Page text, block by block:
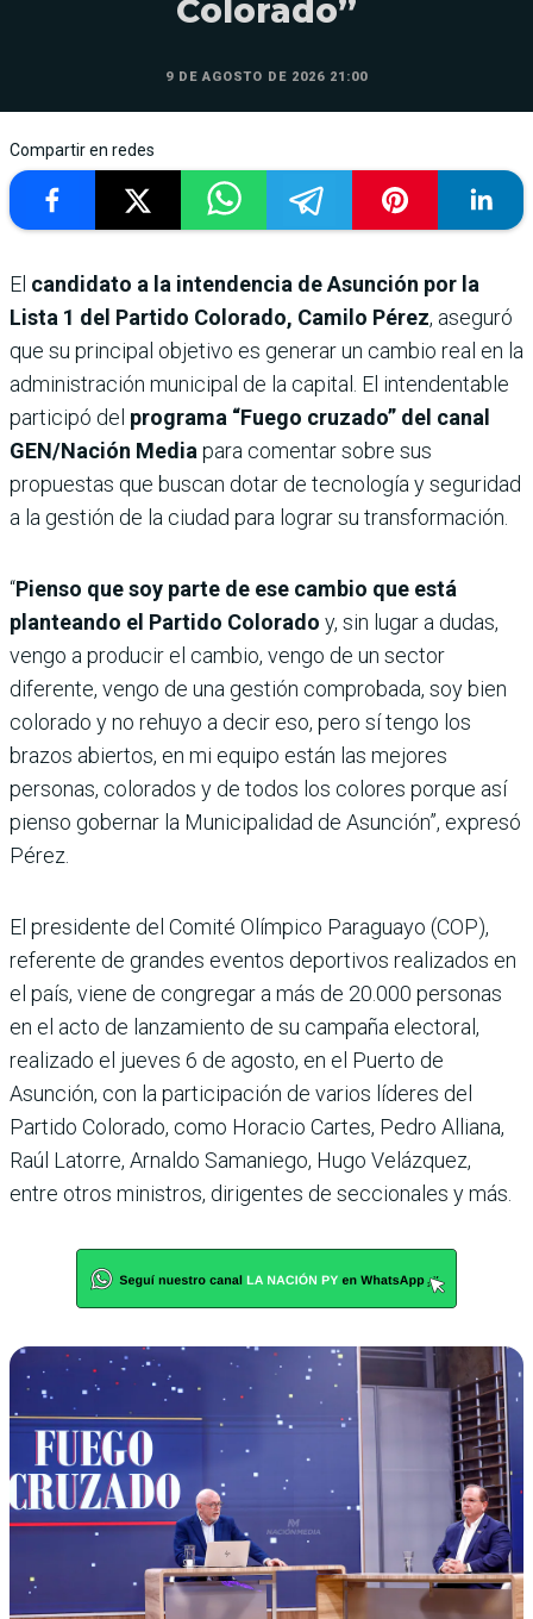
Colorado”
9 DE AGOSTO DE 2026 21:00
Compartir en redes
El candidato a la intendencia de Asunción por la
Lista 1 del Partido Colorado, Camilo Pérez, aseguró
que su principal objetivo es generar un cambio real en la
administración municipal de la capital. El intendentable
participó del programa “Fuego cruzado” del canal
GEN/Nación Media para comentar sobre sus
propuestas que buscan dotar de tecnología y seguridad
a la gestión de la ciudad para lograr su transformación.
“Pienso que soy parte de ese cambio que está
planteando el Partido Colorado y, sin lugar a dudas,
vengo a producir el cambio, vengo de un sector
diferente, vengo de una gestión comprobada, soy bien
colorado y no rehuyo a decir eso, pero sí tengo los
brazos abiertos, en mi equipo están las mejores
personas, colorados y de todos los colores porque así
pienso gobernar la Municipalidad de Asunción”, expresó
Pérez.
El presidente del Comité Olímpico Paraguayo (COP),
referente de grandes eventos deportivos realizados en
el país, viene de congregar a más de 20.000 personas
en el acto de lanzamiento de su campaña electoral,
realizado el jueves 6 de agosto, en el Puerto de
Asunción, con la participación de varios líderes del
Partido Colorado, como Horacio Cartes, Pedro Alliana,
Raúl Latorre, Arnaldo Samaniego, Hugo Velázquez,
entre otros ministros, dirigentes de seccionales y más.